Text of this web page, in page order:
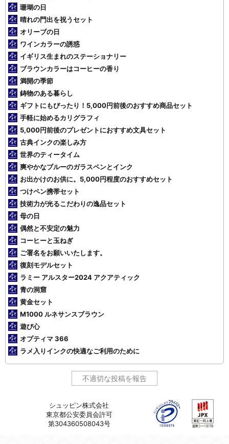
珊瑚の日
晴れの門出を祝うセット
オリーブの日
ワインカラーの誘惑
イギリス生まれのステーショナリー
ブラウンカラーはコーヒーの香り
満開の季節
鋳物のある暮らし
ギフトにもぴったり！5,000円前後のおすすめ商品セット
手軽に始めるカリグラフィ
5,000円前後のプレゼントにおすすめ文具セット
古典インクの楽しみ方
世界のティータイム
爽やかなブルーのガラスペンとインク
お出かけのお供に。5,000円程度のおすすめセット
つけペン携帯セット
技術力が光るこだわりの逸品セット
母の日
偶然と不安定の魅力
コーヒーと玉ねぎ
ご署名をお願いいたします。
復刻モデルセット
ラミー アルスター2024 アクアティック
青の洞窟
黄金セット
M1000 ルネサンスブラウン
遊び心
オプティマ 366
ラメ入りインクの快適なご利用のために
不適切な投稿を報告
シュッピン株式会社
東京都公安委員会許可
第304360508043号